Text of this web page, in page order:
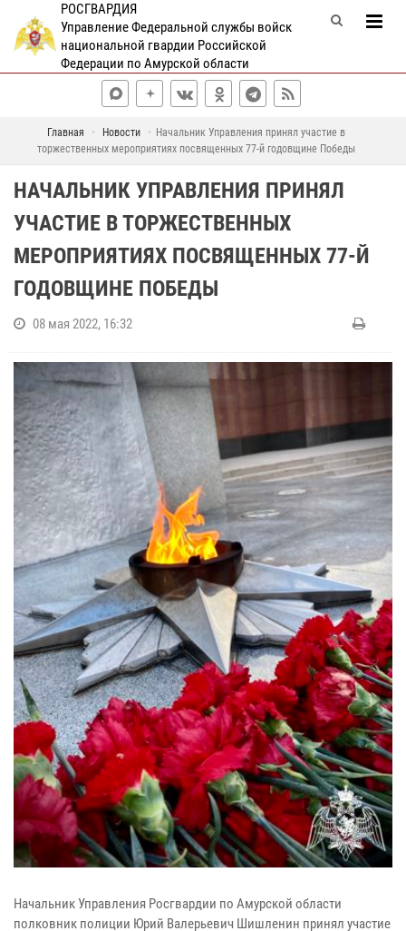
РОСГВАРДИЯ
Управление Федеральной службы войск
национальной гвардии Российской
Федерации по Амурской области
Главная Новости
Начальник Управления принял участие в
торжественных мероприятиях посвященных 77-й годовщине Победы
НАЧАЛЬНИК УПРАВЛЕНИЯ ПРИНЯЛ
УЧАСТИЕ В ТОРЖЕСТВЕННЫХ
МЕРОПРИЯТИЯХ ПОСВЯЩЕННЫХ 77-Й
ГОДОВЩИНЕ ПОБЕДЫ
08 мая 2022, 16:32
Начальник Управления Росгвардии по Амурской области
полковник полиции Юрий Валерьевич Шишленин принял участие